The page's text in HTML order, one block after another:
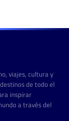
viajes, cultura y
de todo el
inspirar
a través del